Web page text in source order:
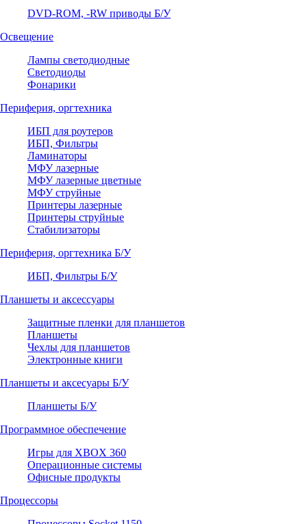
DVD-ROM, -RW приводы Б/У
Освещение
Лампы светодиодные
Светодиоды
Фонарики
Периферия, оргтехника
ИБП для роутеров
ИБП, Фильтры
Ламинаторы
МФУ лазерные
МФУ лазерные цветные
МФУ струйные
Принтеры лазерные
Принтеры струйные
Стабилизаторы
Периферия, оргтехника Б/У
ИБП, Фильтры Б/У
Планшеты и аксессуары
Защитные пленки для планшетов
Планшеты
Чехлы для планшетов
Электронные книги
Планшеты и аксесуары Б/У
Планшеты Б/У
Программное обеспечение
Игры для XBOX 360
Операционные системы
Офисные продукты
Процессоры